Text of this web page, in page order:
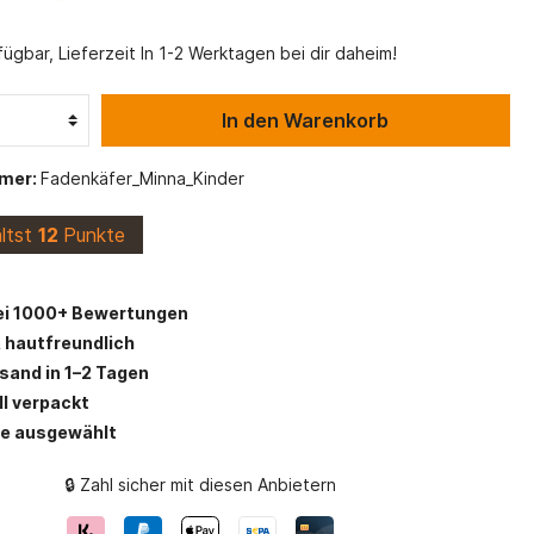
Alpenfleece
Canvas Stoff
Lieferzeit In 1-2 Werktagen bei dir daheim!
In den Warenkorb
Fadenkäfer_Minna_Kinder
12 Punkte
1000+ Bewertungen
hautfreundlich
in 1–2 Tagen
verpackt
ausgewählt
🔒 Zahl sicher mit diesen Anbietern